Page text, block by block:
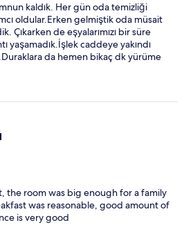
kaldık. Her gün oda temizliği
oldular.Erken gelmiştik oda müsait
Çıkarken de eşyalarımızı bir süre
yaşamadık.İşlek caddeye yakındı
da hemen bikaç dk yürüme
the room was big enough for a family
was reasonable, good amount of
is very good